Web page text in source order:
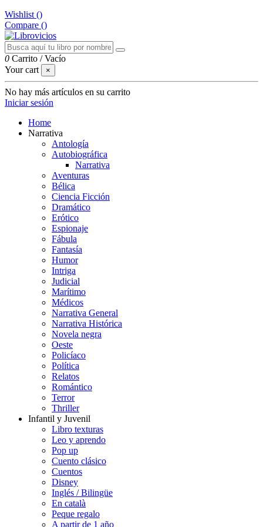
Wishlist ()
Compare ()
0 Carrito /Vacío
Your cart
×
No hay más artículos en su carrito
Iniciar sesión
Home
Narrativa
Antología
Autobiográfica
Narrativa
Aventuras
Bélica
Ciencia Ficción
Dramático
Erótico
Espionaje
Fábula
Fantasía
Humor
Intriga
Judicial
Marítimo
Médicos
Narrativa General
Narrativa Histórica
Novela negra
Oeste
Policíaco
Política
Relatos
Romántico
Terror
Thriller
Infantil y Juvenil
Libro texturas
Leo y aprendo
Pop up
Cuento clásico
Cuentos
Disney
Inglés / Bilingüe
En català
Peque regalo
A partir de 1 año